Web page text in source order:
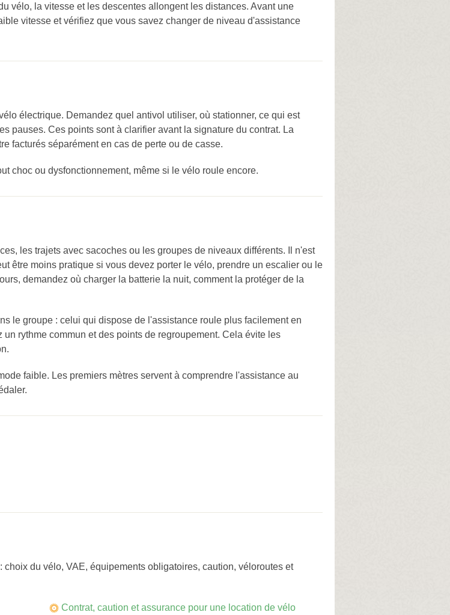
vélo, la vitesse et les descentes allongent les distances. Avant une
vitesse et vérifiez que vous savez changer de niveau d'assistance
électrique. Demandez quel antivol utiliser, où stationner, ce qui est
pauses. Ces points sont à clarifier avant la signature du contrat. La
facturés séparément en cas de perte ou de casse.
choc ou dysfonctionnement, même si le vélo roule encore.
les trajets avec sacoches ou les groupes de niveaux différents. Il n'est
être moins pratique si vous devez porter le vélo, prendre un escalier ou le
demandez où charger la batterie la nuit, comment la protéger de la
le groupe : celui qui dispose de l'assistance roule plus facilement en
rythme commun et des points de regroupement. Cela évite les
faible. Les premiers mètres servent à comprendre l'assistance au
du vélo, VAE, équipements obligatoires, caution, véloroutes et
Contrat, caution et assurance pour une location de vélo